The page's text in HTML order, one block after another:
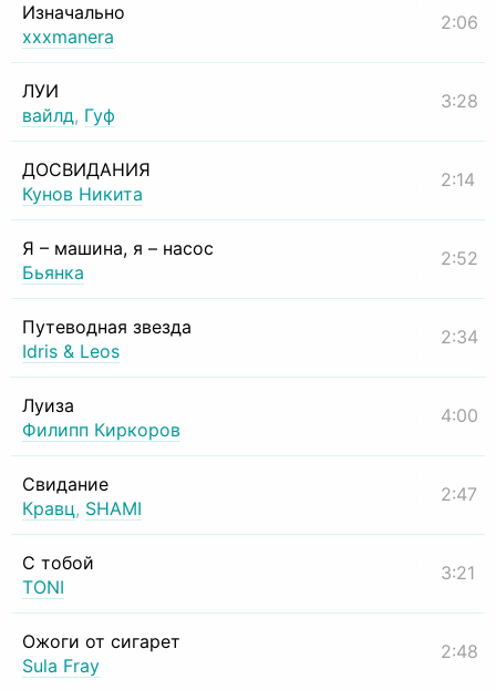
Изначально
xxxmanera
2:06
ЛУИ
вайлд, Гуф
3:28
ДОСВИДАНИЯ
Кунов Никита
2:14
Я – машина, я – насос
Бьянка
2:52
Путеводная звезда
Idris & Leos
2:34
Луиза
Филипп Киркоров
4:00
Свидание
Кравц, SHAMI
2:47
С тобой
TONI
3:21
Ожоги от сигарет
Sula Fray
2:48